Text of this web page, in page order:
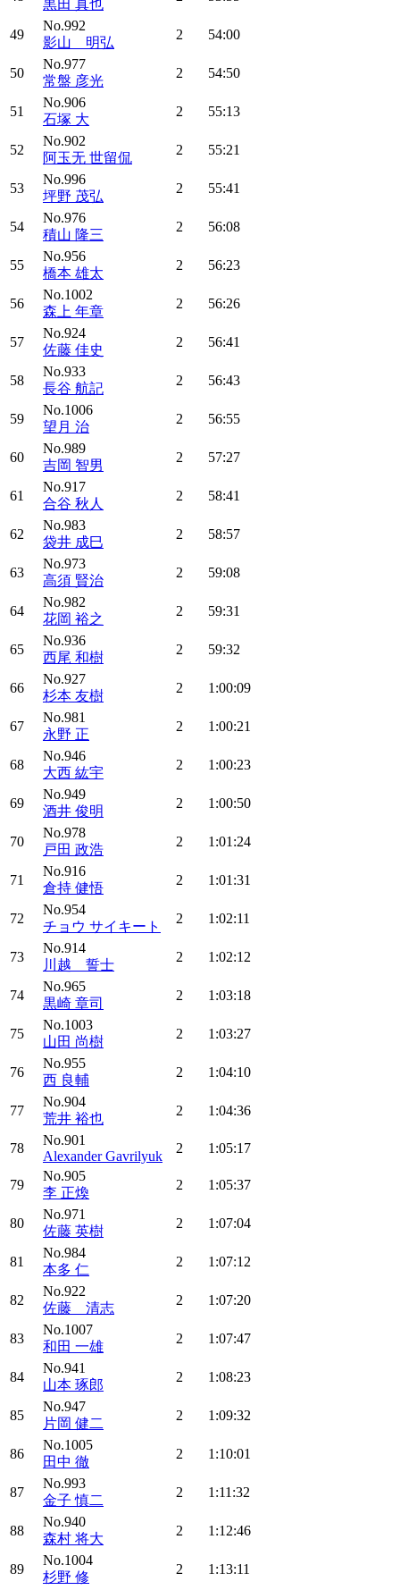
黒田 真也
49
No.992
影山 明弘
2 54:00
50
No.977
常盤 彦光
2 54:50
51
No.906
石塚 大
2 55:13
52
No.902
阿玉无 世留侃
2 55:21
53
No.996
坪野 茂弘
2 55:41
54
No.976
積山 隆三
2 56:08
55
No.956
橋本 雄太
2 56:23
56
No.1002
森上 年章
2 56:26
57
No.924
佐藤 佳史
2 56:41
58
No.933
長谷 航記
2 56:43
59
No.1006
望月 治
2 56:55
60
No.989
吉岡 智男
2 57:27
61
No.917
合谷 秋人
2 58:41
62
No.983
袋井 成巳
2 58:57
63
No.973
高須 賢治
2 59:08
64
No.982
花岡 裕之
2 59:31
65
No.936
西尾 和樹
2 59:32
66
No.927
杉本 友樹
2 1:00:09
67
No.981
永野 正
2 1:00:21
68
No.946
大西 紘宇
2 1:00:23
69
No.949
酒井 俊明
2 1:00:50
70
No.978
戸田 政浩
2 1:01:24
71
No.916
倉持 健悟
2 1:01:31
72
No.954
チョウ サイキート
2 1:02:11
73
No.914
川越 誓士
2 1:02:12
74
No.965
黒崎 章司
2 1:03:18
75
No.1003
山田 尚樹
2 1:03:27
76
No.955
西 良輔
2 1:04:10
77
No.904
荒井 裕也
2 1:04:36
78
No.901
Alexander Gavrilyuk
2 1:05:17
79
No.905
李 正煥
2 1:05:37
80
No.971
佐藤 英樹
2 1:07:04
81
No.984
本多 仁
2 1:07:12
82
No.922
佐藤 清志
2 1:07:20
83
No.1007
和田 一雄
2 1:07:47
84
No.941
山本 琢郎
2 1:08:23
85
No.947
片岡 健二
2 1:09:32
86
No.1005
田中 徹
2 1:10:01
87
No.993
金子 慎二
2 1:11:32
88
No.940
森村 将大
2 1:12:46
89
No.1004
杉野 修
2 1:13:11